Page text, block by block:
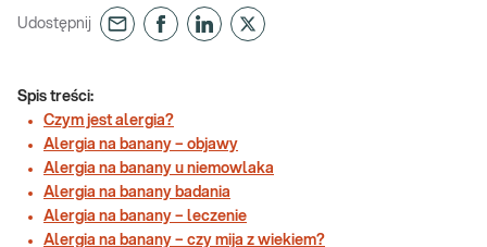
Udostępnij
Spis treści:
Czym jest alergia?
Alergia na banany – objawy
Alergia na banany u niemowlaka
Alergia na banany badania
Alergia na banany – leczenie
Alergia na banany – czy mija z wiekiem?